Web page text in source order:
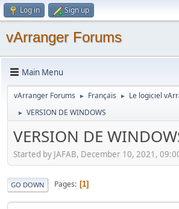
Log in Sign up
vArranger Forums
Main Menu
vArranger Forums ► Français ► Le logiciel
► VERSION DE WINDOWS
VERSION DE
Started by JAFAB, December 10, 2021,
GO DOWN Pages 1